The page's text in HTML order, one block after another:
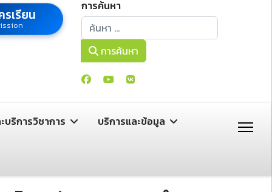
เรียน
การค้นหา
การค้นหา
การค้นหา
บริการวิชาการ บริการและข้อมูล